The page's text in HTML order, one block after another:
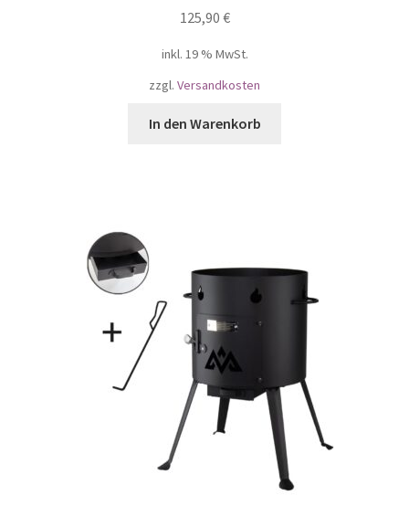
125,90 €
inkl. 19 % MwSt.
zzgl. Versandkosten
In den Warenkorb